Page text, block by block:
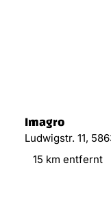
Imagro
Ludwigstr. 11,
15 km entfernt